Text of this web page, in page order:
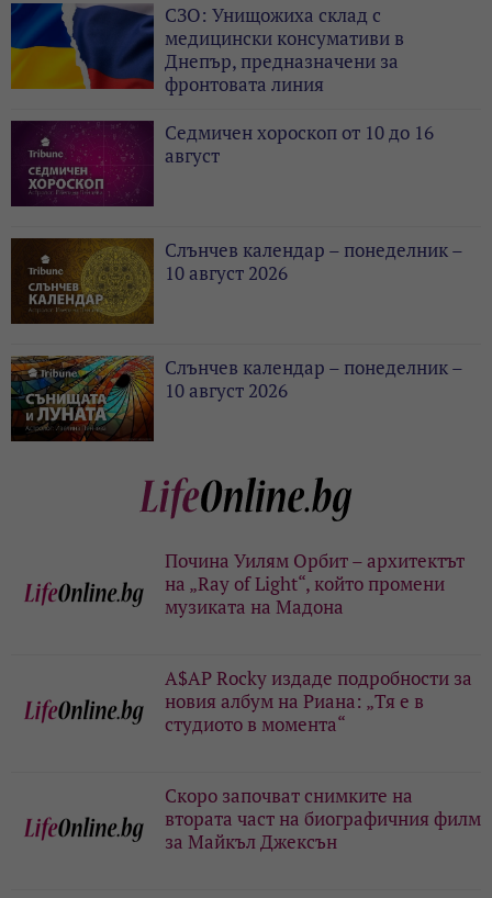
СЗО: Унищожиха склад с
медицински консумативи в
Днепър, предназначени за
фронтовата линия
Седмичен хороскоп от 10 до 16
август
Слънчев календар – понеделник –
10 август 2026
Слънчев календар – понеделник –
10 август 2026
Почина Уилям Орбит – архитектът
на „Ray of Light“, който промени
музиката на Мадона
A$AP Rocky издаде подробности за
новия албум на Риана: „Тя е в
студиото в момента“
Скоро започват снимките на
втората част на биографичния филм
за Майкъл Джексън